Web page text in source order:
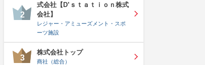
2
式会社【D’ｓｔａｔｉｏｎ株式
会社】
レジャー・アミューズメント・スポ
ーツ施設
3
株式会社トップ
商社（総合）